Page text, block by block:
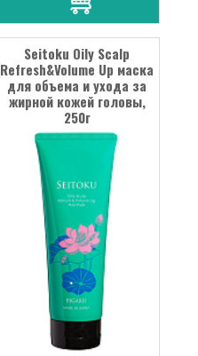
Seitoku Oily Scalp
Refresh&Volume Up маска
для объема и ухода за
жирной кожей головы,
250г